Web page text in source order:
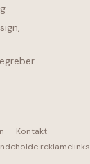
Kontakt
reklamelinks